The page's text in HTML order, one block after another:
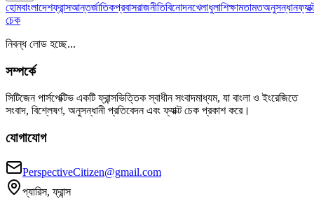
হোমবাংলাদেশফ্রান্সআন্তর্জাতিকপ্রবাসরাজনীতিবিনোদনখেলাধুলাশিক্ষামতামতঅনুসন্ধান
চেক
নিবন্ধ লোড হচ্ছে...
সম্পর্কে
সিটিজেন পার্সপেক্টিভ একটি ফ্রান্সভিত্তিক স্বাধীন সংবাদমাধ্যম, যা বাংলা ও ইংরেজিতে
সংবাদ, বিশ্লেষণ, অনুসন্ধানী প্রতিবেদন এবং ফ্যাক্ট চেক প্রকাশ করে।
যোগাযোগ
PerspectiveCitizen@gmail.com
প্যারিস, ফ্রান্স